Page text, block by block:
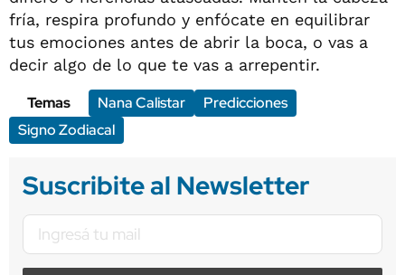
fría, respira profundo y enfócate en equilibrar
tus emociones antes de abrir la boca, o vas a
decir algo de lo que te vas a arrepentir.
Temas
Nana Calistar
Predicciones
Signo Zodiacal
Suscribite al Newsletter